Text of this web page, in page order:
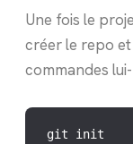
Une fois le
créer le repo et
commandes
git init